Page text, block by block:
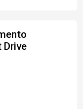
Drive